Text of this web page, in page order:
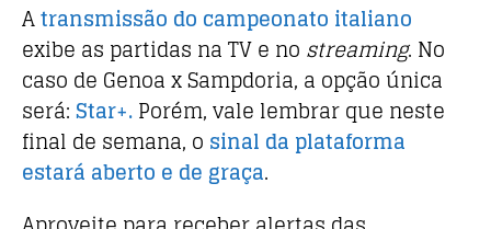
Atransmissão do campeonato italiano
exibe as partidas na TV e no streaming. No
caso de Genoa x Sampdoria, a opção única
será:Star+.Porém, vale lembrar que neste
final de semana, o sinal da plataforma
estará aberto e de graça.